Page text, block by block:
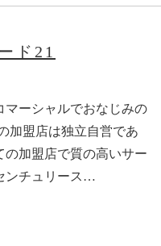
ド21
マーシャルでおなじみの
加盟店は独立自営であ
の加盟店で質の高いサー
ンチュリース…